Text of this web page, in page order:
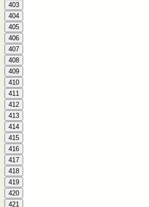
403
404
405
406
407
408
409
410
411
412
413
414
415
416
417
418
419
420
421